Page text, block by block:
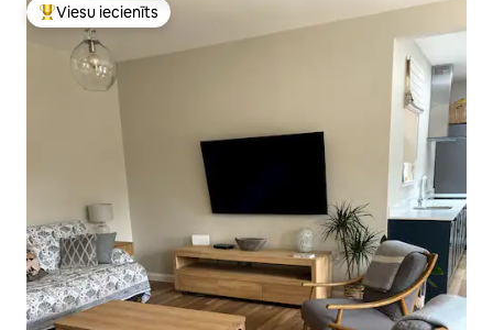
Populārs viesu iecienīts mājoklis
Viesu iecienīts